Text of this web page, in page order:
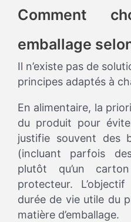
Comment
emballage
Il n’existe pas de
principes adaptés à
En alimentaire, la
du produit pour
justifie souvent des
(incluant parfois
plutôt qu’un
protecteur.
durée de vie utile du
matière d’emballage.